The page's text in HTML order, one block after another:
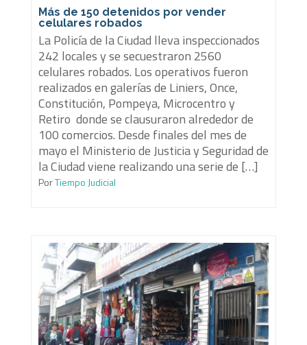
Más de 150 detenidos por vender
celulares robados
La Policía de la Ciudad lleva inspeccionados
242 locales y se secuestraron 2560
celulares robados. Los operativos fueron
realizados en galerías de Liniers, Once,
Constitución, Pompeya, Microcentro y
Retiro donde se clausuraron alrededor de
100 comercios. Desde finales del mes de
mayo el Ministerio de Justicia y Seguridad de
la Ciudad viene realizando una serie de […]
PorTiempo Judicial